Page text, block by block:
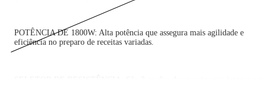
POTÊNCIA DE 1800W: Alta potência que assegura mais agilidade e
eficiência no preparo de receitas variadas.